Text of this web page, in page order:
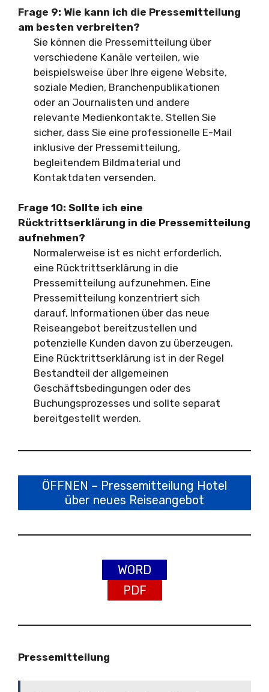
Frage 9: Wie kann ich die Pressemitteilung
am besten verbreiten?
Sie können die Pressemitteilung über
verschiedene Kanäle verteilen, wie
beispielsweise über Ihre eigene Website,
soziale Medien, Branchenpublikationen
oder an Journalisten und andere
relevante Medienkontakte. Stellen Sie
sicher, dass Sie eine professionelle E-Mail
inklusive der Pressemitteilung,
begleitendem Bildmaterial und
Kontaktdaten versenden.
Frage 10: Sollte ich eine
Rücktrittserklärung in die Pressemitteilung
aufnehmen?
Normalerweise ist es nicht erforderlich,
eine Rücktrittserklärung in die
Pressemitteilung aufzunehmen. Eine
Pressemitteilung konzentriert sich
darauf, Informationen über das neue
Reiseangebot bereitzustellen und
potenzielle Kunden davon zu überzeugen.
Eine Rücktrittserklärung ist in der Regel
Bestandteil der allgemeinen
Geschäftsbedingungen oder des
Buchungsprozesses und sollte separat
bereitgestellt werden.
ÖFFNEN – Pressemitteilung Hotel
über neues Reiseangebot
WORD
PDF
Pressemitteilung